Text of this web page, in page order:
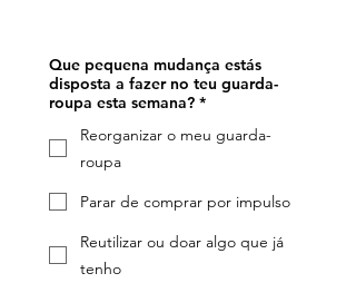
Que pequena mudança estás
disposta a fazer no teu guarda-
roupa esta semana? *
Reorganizar o meu guarda-
roupa
Parar de comprar por impulso
Reutilizar ou doar algo que já
tenho